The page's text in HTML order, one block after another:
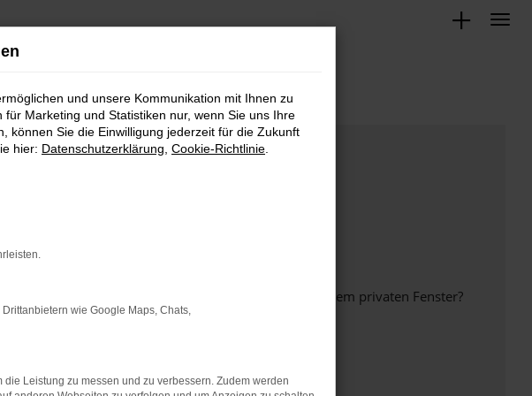
die Seite in einem anderen Browser oder in einem privaten Fenster?
Funktionen nicht mehr unterstützt werden.
und unsere Kommunikation mit Ihnen zu
Marketing und Statistiken nur, wenn Sie uns Ihre
können Sie die Einwilligung jederzeit für die Zukunft
hier: Datenschutzerklärung Cookie-Richtlinie
wie Google Maps, Chats,
Leistung zu messen und zu verbessern. Zudem werden